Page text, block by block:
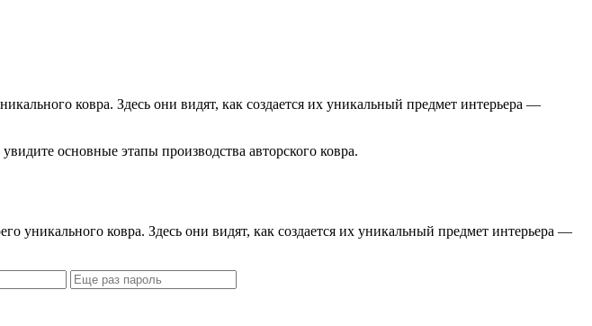
ковра. Здесь они видят, как создается их уникальный предмет интерьера —
основные этапы производства авторского ковра.
уникального ковра. Здесь они видят, как создается их уникальный предмет интерьера —